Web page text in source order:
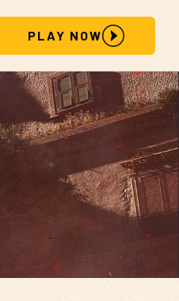
PLAY NOW
STEAM
PLAYSTATION
XBOX
EPIC GAMES